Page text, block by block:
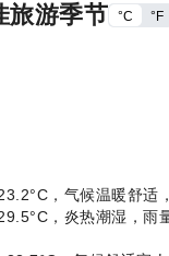
旅游季节 °C °F
，气候温暖舒适
，炎热潮湿，雨